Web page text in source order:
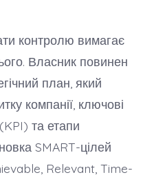
контролю вимагає
Власник повинен
план, який
компанії, ключові
та етапи
SMART-цілей
Relevant, Time-